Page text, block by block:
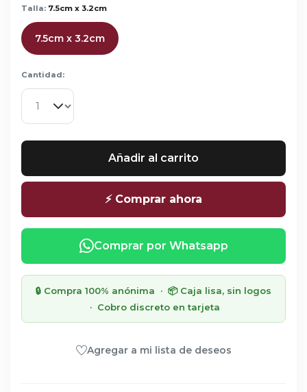
Talla: 7.5cm x 3.2cm
7.5cm x 3.2cm
Cantidad:
Añadir al carrito
⚡ Comprar ahora
Comprar por Whatsapp
🔒 Compra 100% anónima · 📦 Caja lisa, sin logos
· Cobro discreto en tarjeta
Agregar a mi lista de deseos